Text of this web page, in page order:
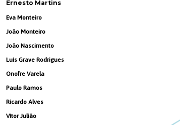
Ernesto Martins
Eva Monteiro
João Monteiro
João Nascimento
Luís Grave Rodrigues
Onofre Varela
Paulo Ramos
Ricardo Alves
Vítor Julião